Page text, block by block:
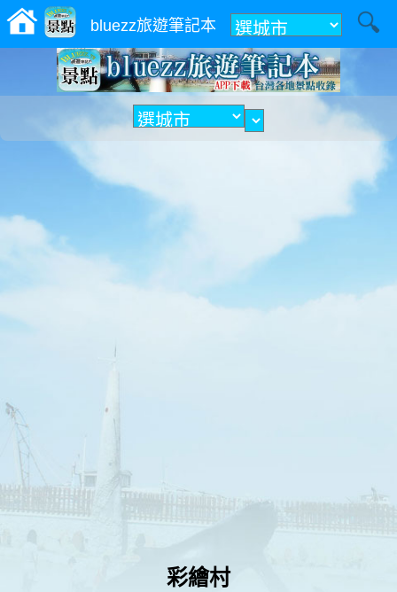
bluezz旅遊筆記本 附近
彩繪村